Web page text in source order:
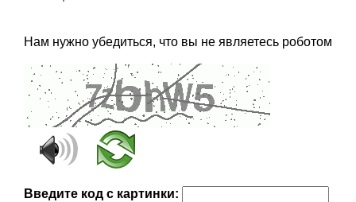
Нам нужно убедиться, что вы не являетесь роботом
Введите код с картинки: